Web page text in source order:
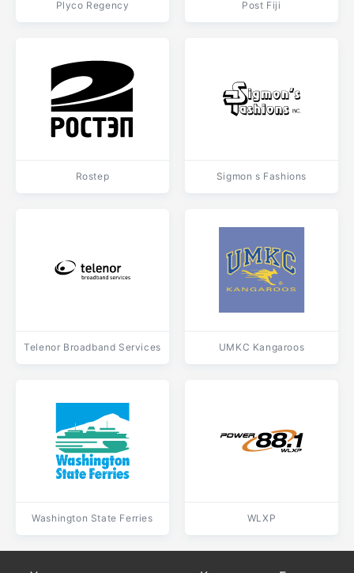
Plyco Regency Post Fiji
Rostep Sigmon s Fashions
Telenor Broadband Services UMKC Kangaroos
Washington State Ferries WLXP